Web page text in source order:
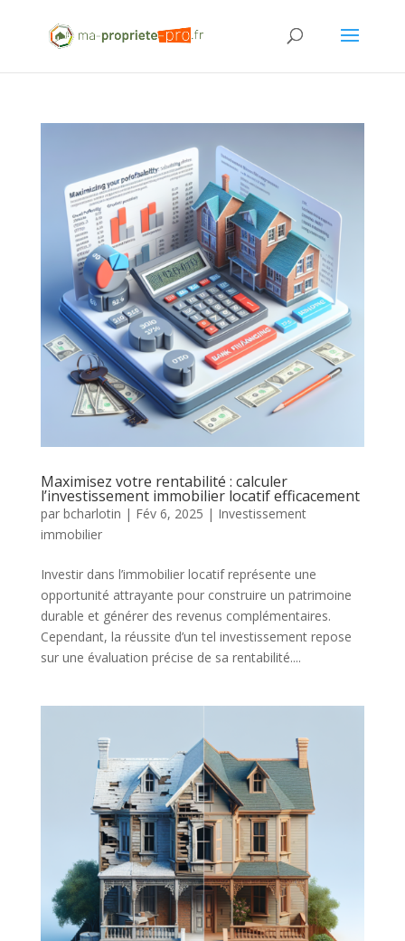
Maximisez votre rentabilité : calculer
l’investissement immobilier locatif efficacement
par bcharlotin | Fév 6, 2025 | Investissement
immobilier
Investir dans l’immobilier locatif représente une
opportunité attrayante pour construire un patrimoine
durable et générer des revenus complémentaires.
Cependant, la réussite d’un tel investissement repose
sur une évaluation précise de sa rentabilité....